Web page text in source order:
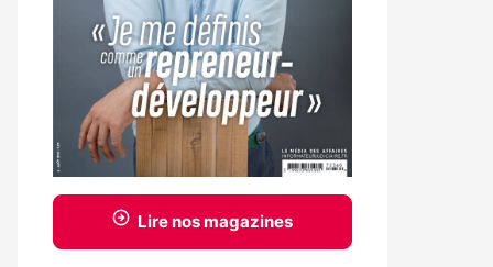
Lire nos magazines